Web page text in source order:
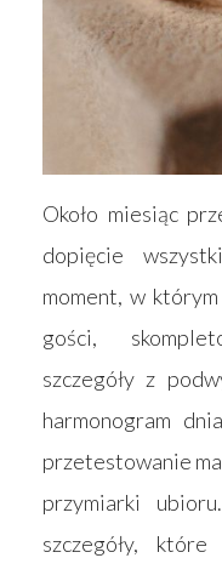
Około miesiąc
dopięcie
moment, w
gości,
szczegóły z
harmonogram
przetestowanie
przymiarki
szczegóły,